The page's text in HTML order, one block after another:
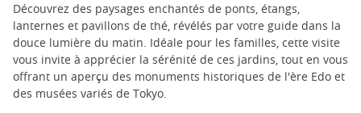
Découvrez des paysages enchantés de ponts, étangs,
lanternes et pavillons de thé, révélés par votre guide dans la
douce lumière du matin. Idéale pour les familles, cette visite
vous invite à apprécier la sérénité de ces jardins, tout en vous
offrant un aperçu des monuments historiques de l'ère Edo et
des musées variés de Tokyo.